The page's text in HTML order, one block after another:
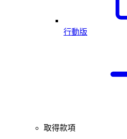
行動版
取得款項